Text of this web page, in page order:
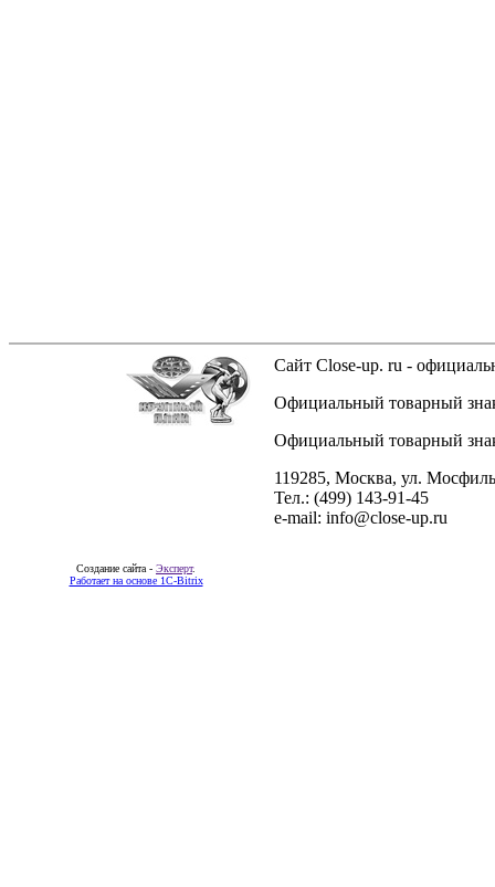
Сайт Close-up. ru -
Официальный товарный
Официальный товарный
119285, Москва, ул.
Тел.: (499) 143-91-45
e-mail: info@close-up.ru
Создание сайта - Эксперт.
Работает на основе 1C-Bitrix